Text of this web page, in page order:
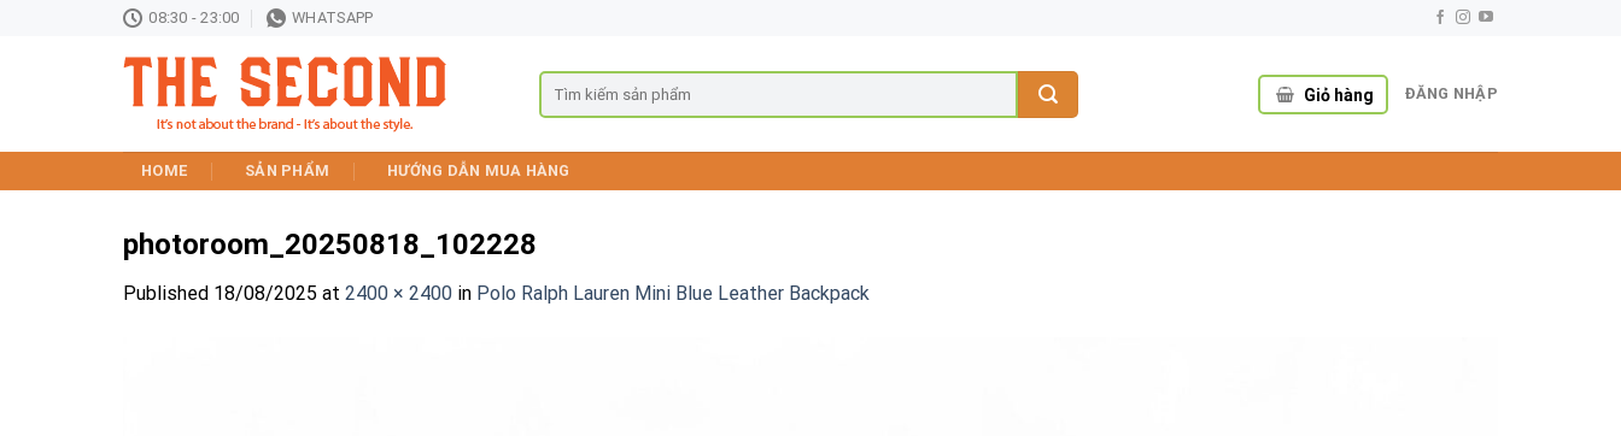
08:30 - 23:00 WHATSAPP
Giỏ hàng ĐĂNG NHẬP
HOME SẢN PHẨM HƯỚNG DẪN MUA HÀNG
photoroom_20250818_102228
Published 18/08/2025 at 2400 × 2400 in Polo Ralph Lauren Mini Blue Leather Backpack